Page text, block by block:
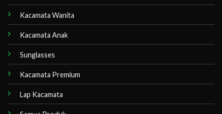
Kacamata Wanita
Kacamata Anak
Sunglasses
Kacamata Premium
Lap Kacamata